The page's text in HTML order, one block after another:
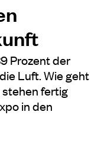
Prozent der
Luft. Wie geht
fertig
in den